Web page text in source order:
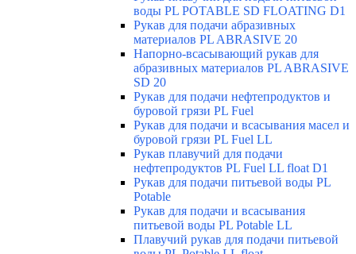
воды PL POTABLE SD FLOATING D1
Рукав для подачи абразивных
материалов PL ABRASIVE 20
Напорно-всасывающий рукав для
абразивных материалов PL ABRASIVE
SD 20
Рукав для подачи нефтепродуктов и
буровой грязи PL Fuel
Рукав для подачи и всасывания масел и
буровой грязи PL Fuel LL
Рукав плавучий для подачи
нефтепродуктов PL Fuel LL float D1
Рукав для подачи питьевой воды PL
Potable
Рукав для подачи и всасывания
питьевой воды PL Potable LL
Плавучий рукав для подачи питьевой